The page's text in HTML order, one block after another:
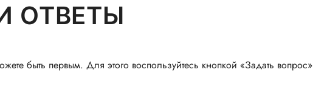
ОТВЕТЫ
быть первым. Для этого воспользуйтесь кнопкой «Задать вопрос»